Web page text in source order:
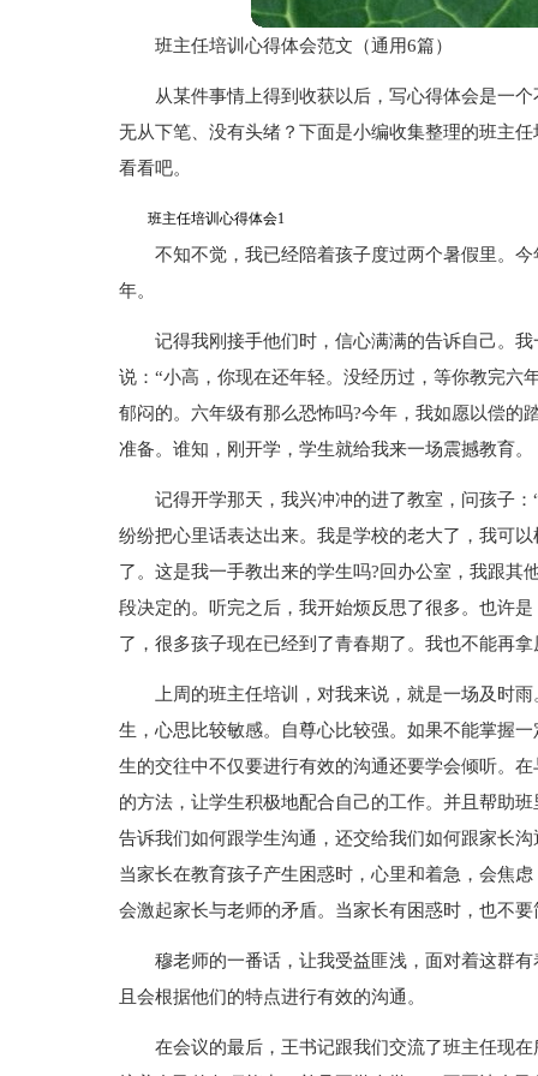
班主任培训心得体会范文（通用6篇）
从某件事情上得到收获以后，写心得体会是一
无从下笔、没有头绪？下面是小编收集整理的班主
看看吧。
班主任培训心得体会1
不知不觉，我已经陪着孩子度过两个暑假里。
年。
记得我刚接手他们时，信心满满的告诉自己。
说：“小高，你现在还年轻。没经历过，等你教完六
郁闷的。六年级有那么恐怖吗?今年，我如愿以偿的
准备。谁知，刚开学，学生就给我来一场震撼教育。
记得开学那天，我兴冲冲的进了教室，问孩子
纷纷把心里话表达出来。我是学校的老大了，我可
了。这是我一手教出来的学生吗?回办公室，我跟其
段决定的。听完之后，我开始烦反思了很多。也许
了，很多孩子现在已经到了青春期了。我也不能再
上周的班主任培训，对我来说，就是一场及时
生，心思比较敏感。自尊心比较强。如果不能掌握
生的交往中不仅要进行有效的沟通还要学会倾听。
的方法，让学生积极地配合自己的工作。并且帮助
告诉我们如何跟学生沟通，还交给我们如何跟家长
当家长在教育孩子产生困惑时，心里和着急，会焦
会激起家长与老师的矛盾。当家长有困惑时，也不
穆老师的一番话，让我受益匪浅，面对着这群
且会根据他们的特点进行有效的沟通。
在会议的最后，王书记跟我们交流了班主任现